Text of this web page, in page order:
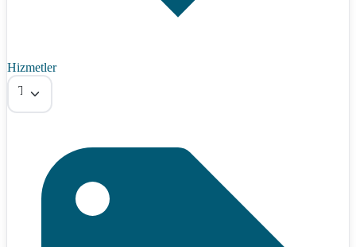
Hizmetler
Tümü